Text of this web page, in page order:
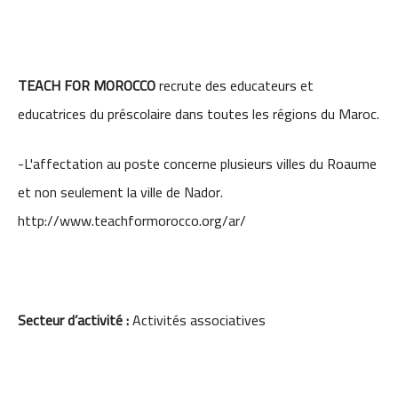
TEACH FOR MOROCCOrecrute des educateurs et
educatrices du préscolaire dans toutes les régions du Maroc.
-L'affectation au poste concerne plusieurs villes du Roaume
et non seulement la ville de Nador.
http://www.teachformorocco.org/ar/
Secteur d’activité :Activités associatives